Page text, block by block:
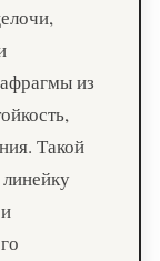
из
Такой